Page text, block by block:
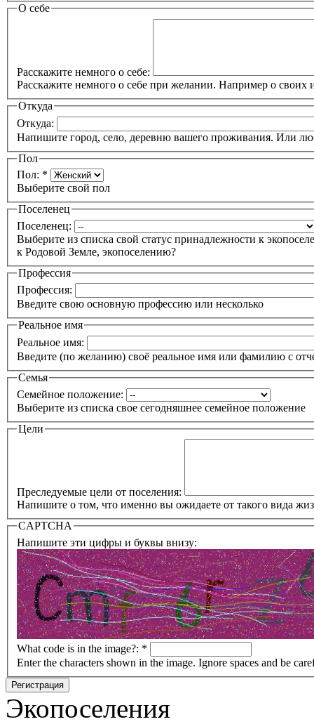
О себе
Расскажите немного о себе:
Расскажите немного о себе при желании. Например о своих
Откуда
Откуда:
Напишите город, село, деревню вашего проживания. Или
Пол
Пол: *
Выберите свой пол
Поселенец
Поселенец:
Выберите из списка свой статус принадлежности к
к Родовой Земле, экопоселению?
Профессия
Профессия:
Введите свою основную профессию или несколько
Реальное имя
Реальное имя:
Введите (по желанию) своё реальное имя или фамилию с
Семья
Семейное положение:
Выберите из списка свое сегодняшнее семейное положение
Цели
Преследуемые цели от поселения:
Напишите о том, что именно вы ожидаете от такого вида
CAPTCHA
Напишите эти цифры и буквы внизу:
What code is in the image?: *
Enter the characters shown in the image. Ignore spaces and be
Регистрация
Экопоселения